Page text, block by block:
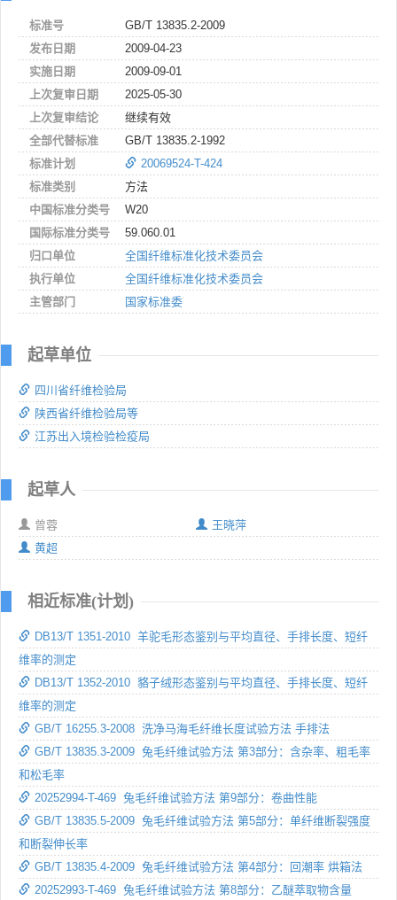
标准号
GB/T 13835.2-2009
发布日期
2009-04-23
实施日期
2009-09-01
上次复审日期
2025-05-30
上次复审结论
继续有效
全部代替标准
GB/T 13835.2-1992
标准计划
20069524-T-424
标准类别
方法
中国标准分类号
W20
国际标准分类号
59.060.01
归口单位
全国纤维标准化技术委员会
执行单位
全国纤维标准化技术委员会
主管部门
国家标准委
起草单位
四川省纤维检验局
陕西省纤维检验局等
江苏出入境检验检疫局
起草人
曾蓉
王晓萍
黄超
相近标准(计划)
DB13/T 1351-2010 羊驼毛形态鉴别与平均直径、手排长度、短纤
维率的测定
DB13/T 1352-2010 貉子绒形态鉴别与平均直径、手排长度、短纤
维率的测定
GB/T 16255.3-2008 洗净马海毛纤维长度试验方法 手排法
GB/T 13835.3-2009 兔毛纤维试验方法 第3部分：含杂率、粗毛率
和松毛率
20252994-T-469 兔毛纤维试验方法 第9部分：卷曲性能
GB/T 13835.5-2009 兔毛纤维试验方法 第5部分：单纤维断裂强度
和断裂伸长率
GB/T 13835.4-2009 兔毛纤维试验方法 第4部分：回潮率 烘箱法
20252993-T-469 兔毛纤维试验方法 第8部分：乙醚萃取物含量